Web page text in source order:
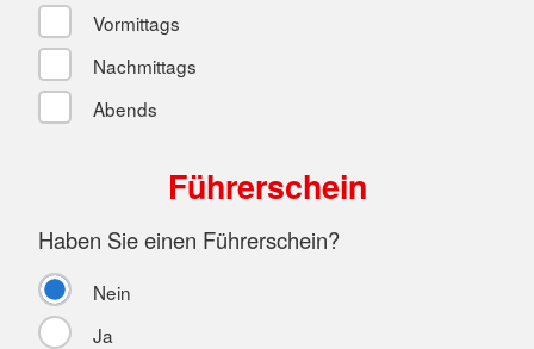
Vormittags
Nachmittags
Abends
Führerschein
Haben Sie einen Führerschein?
Nein
Ja